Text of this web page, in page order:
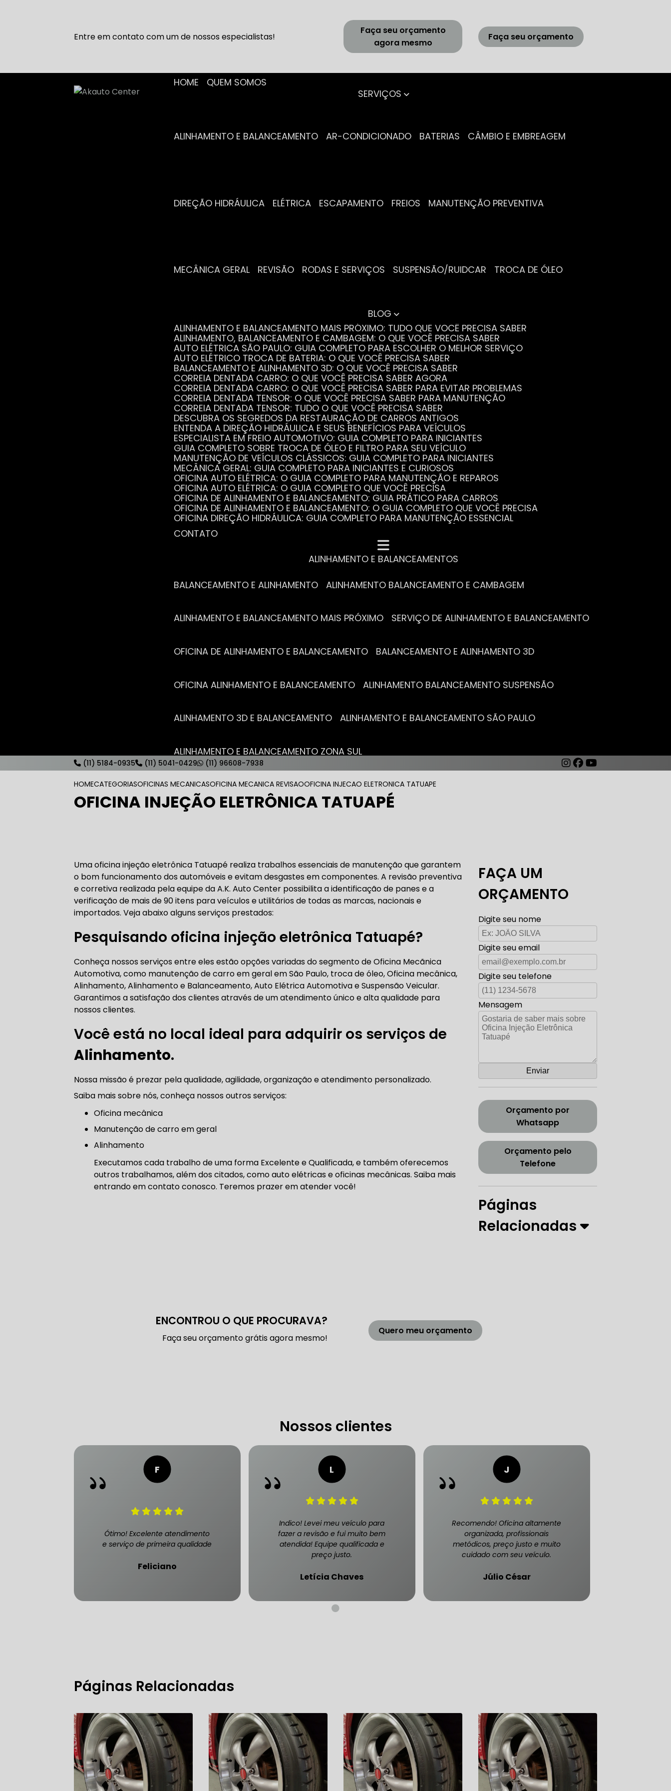
Entre em contato com um de nossos especialistas!
Faça seu orçamento
agora mesmo
Faça seu orçamento
HOME
QUEM SOMOS
SERVIÇOS
ALINHAMENTO E BALANCEAMENTO AR-CONDICIONADO BATERIAS CÂMBIO E EMBREAGEM
DIREÇÃO HIDRÁULICA ELÉTRICA ESCAPAMENTO FREIOS MANUTENÇÃO PREVENTIVA
MECÂNICA GERAL REVISÃO RODAS E SERVIÇOS SUSPENSÃO/RUIDCAR TROCA DE ÓLEO
BLOG
ALINHAMENTO E BALANCEAMENTO MAIS PRÓXIMO: TUDO QUE VOCÊ PRECISA SABER
ALINHAMENTO, BALANCEAMENTO E CAMBAGEM: O QUE VOCÊ PRECISA SABER
AUTO ELÉTRICA SÃO PAULO: GUIA COMPLETO PARA ESCOLHER O MELHOR SERVIÇO
AUTO ELÉTRICO TROCA DE BATERIA: O QUE VOCÊ PRECISA SABER
BALANCEAMENTO E ALINHAMENTO 3D: O QUE VOCÊ PRECISA SABER
CORREIA DENTADA CARRO: O QUE VOCÊ PRECISA SABER AGORA
CORREIA DENTADA CARRO: O QUE VOCÊ PRECISA SABER PARA EVITAR PROBLEMAS
CORREIA DENTADA TENSOR: O QUE VOCÊ PRECISA SABER PARA MANUTENÇÃO
CORREIA DENTADA TENSOR: TUDO O QUE VOCÊ PRECISA SABER
DESCUBRA OS SEGREDOS DA RESTAURAÇÃO DE CARROS ANTIGOS
ENTENDA A DIREÇÃO HIDRÁULICA E SEUS BENEFÍCIOS PARA VEÍCULOS
ESPECIALISTA EM FREIO AUTOMOTIVO: GUIA COMPLETO PARA INICIANTES
GUIA COMPLETO SOBRE TROCA DE ÓLEO E FILTRO PARA SEU VEÍCULO
MANUTENÇÃO DE VEÍCULOS CLÁSSICOS: GUIA COMPLETO PARA INICIANTES
MECÂNICA GERAL: GUIA COMPLETO PARA INICIANTES E CURIOSOS
OFICINA AUTO ELÉTRICA: O GUIA COMPLETO PARA MANUTENÇÃO E REPAROS
OFICINA AUTO ELÉTRICA: O GUIA COMPLETO QUE VOCÊ PRECISA
OFICINA DE ALINHAMENTO E BALANCEAMENTO: GUIA PRÁTICO PARA CARROS
OFICINA DE ALINHAMENTO E BALANCEAMENTO: O GUIA COMPLETO QUE VOCÊ PRECISA
OFICINA DIREÇÃO HIDRÁULICA: GUIA COMPLETO PARA MANUTENÇÃO ESSENCIAL
OFICINA MECÂNICA COMPLETA PARA BLINDADOS: TUDO QUE VOCÊ PRECISA SABER
POR QUE A REVISÃO AUTOMOTIVA É ESSENCIAL PARA O DESEMPENHO DO SEU CARRO
SERVIÇO DE ALINHAMENTO E BALANCEAMENTO: O QUE VOCÊ PRECISA SABER
VANTAGENS ESSENCIAIS DA TROCA DE ÓLEO PARA A SAÚDE DO SEU CARRO
CONTATO
ALINHAMENTO E BALANCEAMENTOS
BALANCEAMENTO E ALINHAMENTO ALINHAMENTO BALANCEAMENTO E CAMBAGEM
ALINHAMENTO E BALANCEAMENTO MAIS PRÓXIMO SERVIÇO DE ALINHAMENTO E BALANCEAMENTO
OFICINA DE ALINHAMENTO E BALANCEAMENTO BALANCEAMENTO E ALINHAMENTO 3D
OFICINA ALINHAMENTO E BALANCEAMENTO ALINHAMENTO BALANCEAMENTO SUSPENSÃO
ALINHAMENTO 3D E BALANCEAMENTO ALINHAMENTO E BALANCEAMENTO SÃO PAULO
ALINHAMENTO E BALANCEAMENTO ZONA SUL
AUTO ELÉTRICA MAIS PRÓXIMO AUTO ELÉTRICA AUTOMOTIVA
AUTO ELÉTRICO TROCA DE BATERIA OFICINA AUTO ELÉTRICA AUTO ELÉTRICA DE CARROS
AUTO ELÉTRICA ABERTA HOJE
AUTO ELÉTRICA PRÓXIMO DE MIM AUTO ELÉTRICA SÃO PAULO AUTO ELÉTRICA ZONA SUL
CORREIAS DENTADAS
TROCA CORREIA DENTADA CORREIA DENTADA LAND ROVER CORREIA DENTADA RANGE ROVER
TROCA DA CORREIA DENTADA DA LAND ROVER CORREIA DENTADA DISCOVERY
CORREIA DENTADA BMW CORREIA DENTADA TENSOR
CORREIA DENTADA CARRO CORREIA DENTADA SÃO PAULO CORREIA DENTADA ZONA SUL
MANUTENÇÃO DIREÇÃO HIDRÁULICA CONSERTO DIREÇÃO HIDRÁULICA
FREIOS AUTOMOTIVOS
ESPECIALISTA EM FREIO AUTOMOTIVO FREIO DE AUTOMÓVEL
FREIO ABS MANUTENÇÃO
FREIO DO CARRO ZONA SUL
MECÂNICO PARA CONSERTO DE CARRO BLINDADO
MECÂNICO PARA CARROS BLINDADOS DE LUXO
OFICINA QUE ATENDE CARRO BLINDADO
MECÂNICO PARA SUSPENSÃO DE CARRO BLINDADO
OFICINA MECÂNICA DE AUTOMÓVEIS BLINDADOS
MECÂNICO PARA REVISÃO PREVENTIVA DE BLINDADOS
(11) 5184-0935 (11) 5041-0429 (11) 96608-7938
HOMECATEGORIASOFICINAS MECANICASOFICINA MECANICA REVISAOOFICINA INJECAO ELETRONICA TATUAPE
OFICINA INJEÇÃO ELETRÔNICA TATUAPÉ
Uma oficina injeção eletrônica Tatuapé realiza trabalhos essenciais de manutenção que garantem
o bom funcionamento dos automóveis e evitam desgastes em componentes. A revisão preventiva
e corretiva realizada pela equipe da A.K. Auto Center possibilita a identificação de panes e a
verificação de mais de 90 itens para veículos e utilitários de todas as marcas, nacionais e
importados. Veja abaixo alguns serviços prestados:
Pesquisando oficina injeção eletrônica Tatuapé?
Conheça nossos serviços entre eles estão opções variadas do segmento de Oficina Mecãnica
Automotiva, como manutenção de carro em geral em São Paulo, troca de óleo, Oficina mecânica,
Alinhamento, Alinhamento e Balanceamento, Auto Elétrica Automotiva e Suspensão Veicular.
Garantimos a satisfação dos clientes através de um atendimento único e alta qualidade para
nossos clientes.
Você está no local ideal para adquirir os serviços de
Alinhamento.
Nossa missão é prezar pela qualidade, agilidade, organização e atendimento personalizado.
Saiba mais sobre nós, conheça nossos outros serviços:
Oficina mecânica
manutenção de carro em geral
Alinhamento
Executamos cada trabalho de uma forma Excelente e Qualificada, e também oferecemos
outros trabalhamos, além dos citados, como auto elétricas e oficinas mecânicas. Saiba mais
entrando em contato conosco. Teremos prazer em atender você!
FAÇA UM
ORÇAMENTO
Digite seu nome
Digite seu email
Digite seu telefone
Mensagem
Orçamento por
Whatsapp
Orçamento pelo
Telefone
Páginas
Relacionadas
ENCONTROU O QUE PROCURAVA?
Faça seu orçamento grátis agora mesmo!
Quero meu orçamento
Nossos clientes
Ótimo! Excelente atendimento
e serviço de primeira qualidade
Feliciano
Indico! Levei meu veículo para
fazer a revisão e fui muito bem
atendida! Equipe qualificada e
preço justo.
Letícia Chaves
Recomendo! Oficina altamente
organizada, profissionais
metódicos, preço justo e muito
cuidado com seu veículo.
Júlio César
Páginas Relacionadas